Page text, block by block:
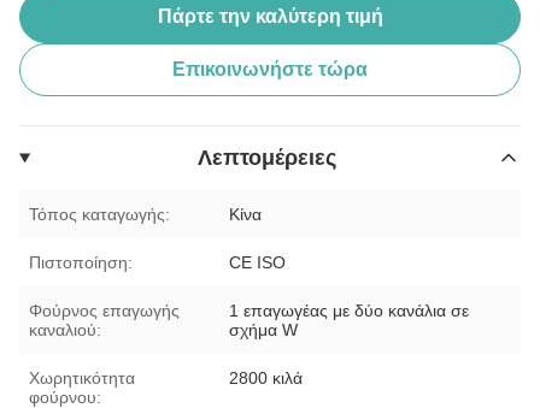
Πάρτε την καλύτερη τιμή
Επικοινωνήστε τώρα
Λεπτομέρειες
Τόπος καταγωγής: Κίνα
Πιστοποίηση: CE ISO
Φούρνος επαγωγής
καναλιού:
1 επαγωγέας με δύο κανάλια σε
σχήμα W
Χωρητικότητα
φούρνου:
2800 κιλά